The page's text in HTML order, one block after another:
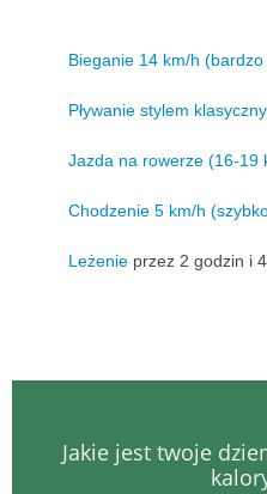
Bieganie 14 km/h (bardzo
Pływanie stylem
Jazda na rowerze (16-19
Chodzenie 5 km/h
Leżenie przez 2 godzin i
Jakie jest twoje